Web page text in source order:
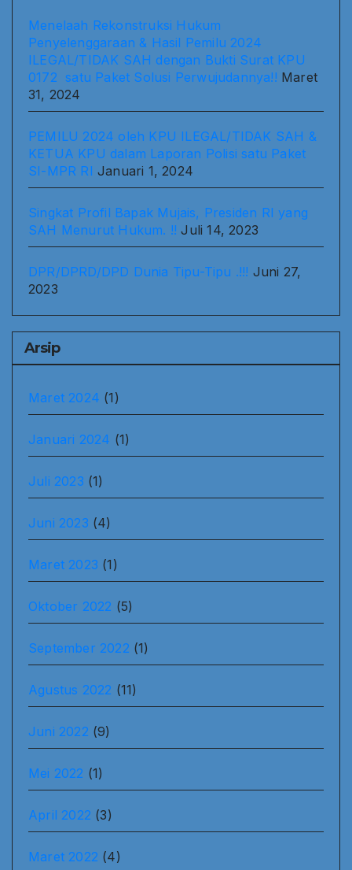
Menelaah Rekonstruksi Hukum
Penyelenggaraan & Hasil Pemilu 2024
ILEGAL/TIDAK SAH dengan Bukti Surat KPU
0172 satu Paket Solusi Perwujudannya!! Maret
31, 2024
PEMILU 2024 oleh KPU ILEGAL/TIDAK SAH &
KETUA KPU dalam Laporan Polisi satu Paket
SI-MPR RI Januari 1, 2024
Singkat Profil Bapak Mujais, Presiden RI yang
SAH Menurut Hukum. !! Juli 14, 2023
DPR/DPRD/DPD Dunia Tipu-Tipu .!!! Juni 27,
2023
Arsip
Maret 2024 (1)
Januari 2024 (1)
Juli 2023 (1)
Juni 2023 (4)
Maret 2023 (1)
Oktober 2022 (5)
September 2022 (1)
Agustus 2022 (11)
Juni 2022 (9)
Mei 2022 (1)
April 2022 (3)
Maret 2022 (4)